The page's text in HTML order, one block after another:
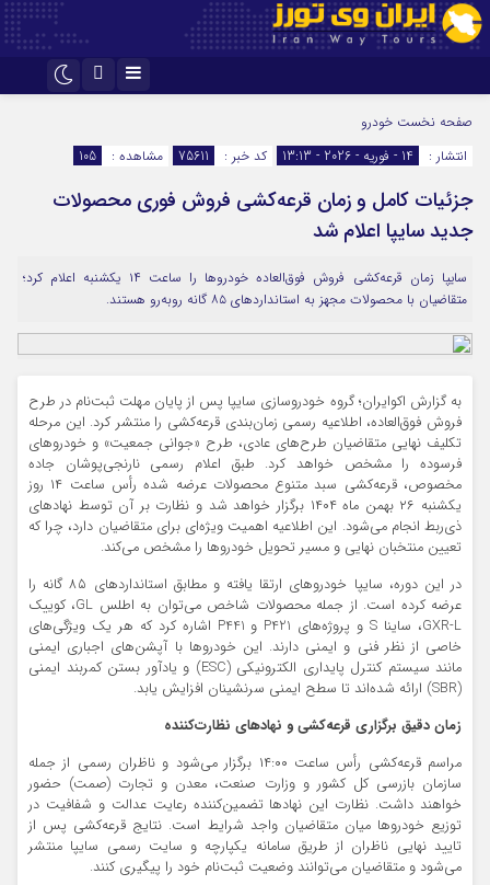
اینستاگرام
صفحه نخست خودرو
انتشار :
14 - فوریه - 2026 - 13:13 کد خبر : 75611 مشاهده : 105
جزئیات کامل و زمان قرعه‌کشی فروش فوری محصولات
جدید سایپا اعلام شد
سایپا زمان قرعه‌کشی فروش فوق‌العاده خودروها را ساعت ۱۴ یکشنبه اعلام کرد؛
متقاضیان با محصولات مجهز به استانداردهای ۸۵ گانه روبه‌رو هستند.
به گزارش اکوایران؛ گروه خودروسازی سایپا پس از پایان مهلت ثبت‌نام در طرح
فروش فوق‌العاده، اطلاعیه رسمی زمان‌بندی قرعه‌کشی را منتشر کرد. این مرحله
تکلیف نهایی متقاضیان طرح‌های عادی، طرح «جوانی جمعیت» و خودروهای
فرسوده را مشخص خواهد کرد. طبق اعلام رسمی نارنجی‌پوشان جاده
مخصوص، قرعه‌کشی سبد متنوع محصولات عرضه شده رأس ساعت ۱۴ روز
یکشنبه ۲۶ بهمن ماه ۱۴۰۴ برگزار خواهد شد و نظارت بر آن توسط نهادهای
ذی‌ربط انجام می‌شود. این اطلاعیه اهمیت ویژه‌ای برای متقاضیان دارد، چرا که
تعیین منتخبان نهایی و مسیر تحویل خودروها را مشخص می‌کند.
در این دوره، سایپا خودروهای ارتقا یافته و مطابق استانداردهای ۸۵ گانه را
عرضه کرده است. از جمله محصولات شاخص می‌توان به اطلس GL، کوییک
GXR-L، ساینا S و پروژه‌های P421 و P441 اشاره کرد که هر یک ویژگی‌های
خاصی از نظر فنی و ایمنی دارند. این خودروها با آپشن‌های اجباری ایمنی
مانند سیستم کنترل پایداری الکترونیکی (ESC) و یادآور بستن کمربند ایمنی
(SBR) ارائه شده‌اند تا سطح ایمنی سرنشینان افزایش یابد.
زمان دقیق برگزاری قرعه‌کشی و نهادهای نظارت‌کننده
مراسم قرعه‌کشی رأس ساعت ۱۴:۰۰ برگزار می‌شود و ناظران رسمی از جمله
سازمان بازرسی کل کشور و وزارت صنعت، معدن و تجارت (صمت) حضور
خواهند داشت. نظارت این نهادها تضمین‌کننده رعایت عدالت و شفافیت در
توزیع خودروها میان متقاضیان واجد شرایط است. نتایج قرعه‌کشی پس از
تایید نهایی ناظران از طریق سامانه یکپارچه و سایت رسمی سایپا منتشر
می‌شود و متقاضیان می‌توانند وضعیت ثبت‌نام خود را پیگیری کنند.